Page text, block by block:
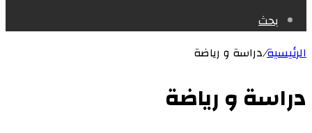
بحث
الرئيسية/دراسة و رياضة
دراسة و رياضة